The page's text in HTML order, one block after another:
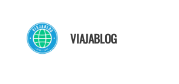
contenido
VIAJABLOG